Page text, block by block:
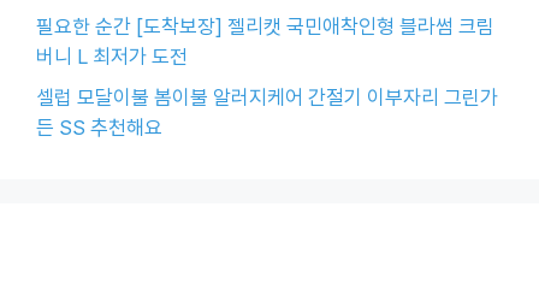
필요한 순간 [도착보장] 젤리캣 국민애착인형 블라썸 크림
버니 L 최저가 도전
셀럽 모달이불 봄이불 알러지케어 간절기 이부자리 그린가
든 SS 추천해요